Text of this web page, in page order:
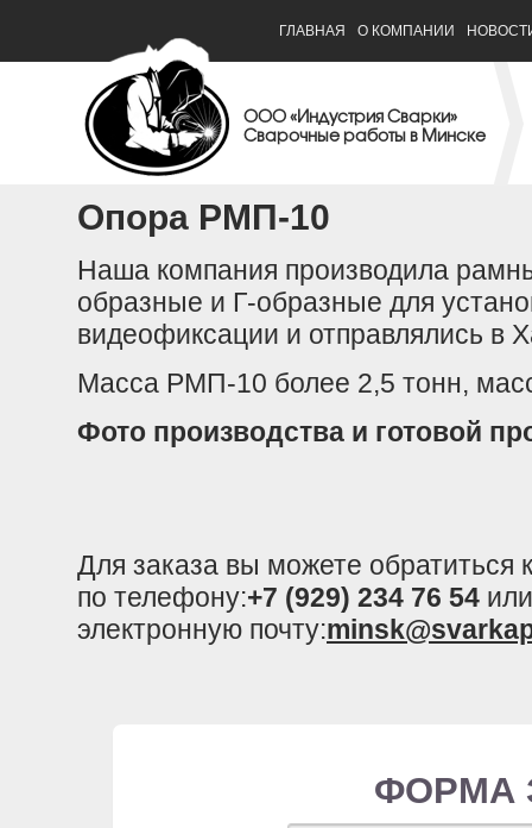
ГЛАВНАЯ О КОМПАНИИ
ООО «Индустрия Сварки»
Сварочные работы в Минске
Опора РМП-10
Наша компания производила
образные и Г-образные для
видеофиксации и отправлялись в
Масса РМП-10 более 2,5 тонн,
Фото производства и готовой
Для заказа вы можете
по телефону:+7 (929) 234 76 54
электронную почту:
ФОРМА